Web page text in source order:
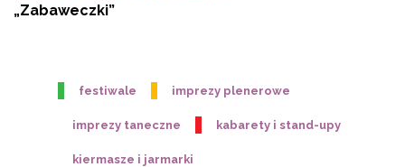
„Zabaweczki”
festiwale imprezy plenerowe
imprezy taneczne kabarety i stand-upy
kiermasze i jarmarki